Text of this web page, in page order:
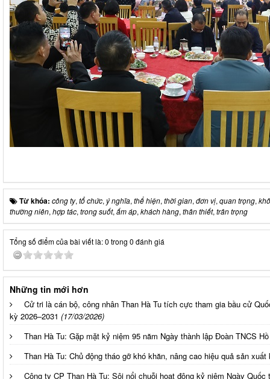
Từ khóa: công ty, tổ chức, ý nghĩa, thể hiện, thời gian, đơn vị, quan trọng,
thường niên, hợp tác, trong suốt, ấm áp, khách hàng, thân thiết, trân trọng
Tổng số điểm của bài viết là: 0 trong 0 đánh giá
Những tin mới hơn
Cử tri là cán bộ, công nhân Than Hà Tu tích cực tham gia bầu cử
kỳ 2026–2031 (17/03/2026)
Than Hà Tu: Gặp mặt kỷ niệm 95 năm Ngày thành lập Đoàn TNCS
Than Hà Tu: Chủ động tháo gỡ khó khăn, nâng cao hiệu quả sản xuất
Công ty CP Than Hà Tu: Sôi nổi chuỗi hoạt động kỷ niệm Ngày Quốc